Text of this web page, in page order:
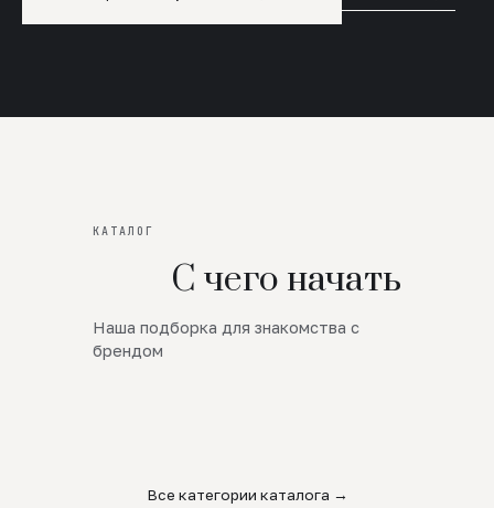
КАТАЛОГ
С чего начать
Наша подборка для знакомства с
брендом
Новинки
SALE
Все категории каталога →